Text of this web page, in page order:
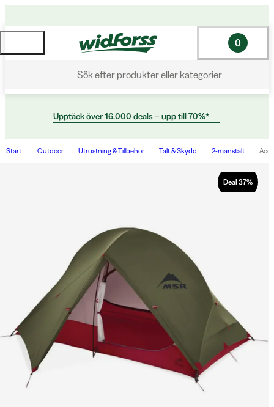
Sök efter produkter eller kategorier
0
Upptäck över 16.000 deals – upp till 70%*
Start Outdoor Utrustning & Tillbehör Tält & Skydd 2-manstält
Deal 37%